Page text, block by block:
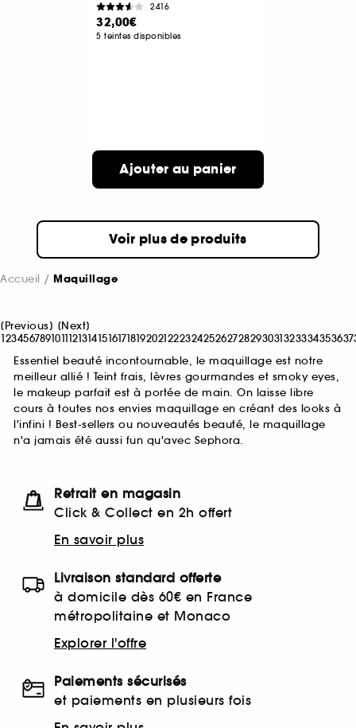
2416
32,00€
5 teintes disponibles
Ajouter au panier
Voir plus de produits
Accueil Maquillage
[Previous] [Next]
12345678910111213141516171819202122232425262728293031323334353637
Essentiel beauté incontournable, le maquillage est notre
meilleur allié ! Teint frais, lèvres gourmandes et smoky eyes,
le makeup parfait est à portée de main. On laisse libre
cours à toutes nos envies maquillage en créant des looks à
l'infini ! Best-sellers ou nouveautés beauté, le maquillage
n'a jamais été aussi fun qu'avec Sephora.
Retrait en magasin
Click & Collect en 2h offert
En savoir plus
Livraison standard offerte
à domicile dès 60€ en France
métropolitaine et Monaco
Explorer l'offre
Paiements sécurisés
et paiements en plusieurs fois